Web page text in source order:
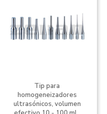
Tip para
homogeneizadores
ultrasónicos, volumen